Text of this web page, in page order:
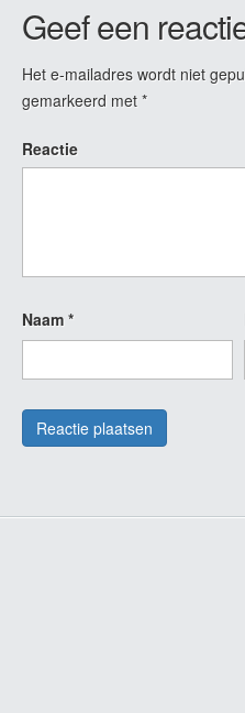
Geef een
Het e-mailadres wordt niet
gemarkeerd met *
Reactie
Naam *